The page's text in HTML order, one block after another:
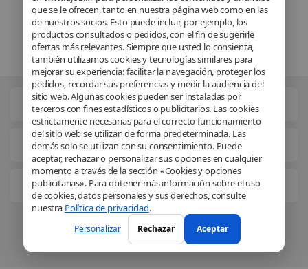
que se le ofrecen, tanto en nuestra página web como en las
de nuestros socios. Esto puede incluir, por ejemplo, los
productos consultados o pedidos, con el fin de sugerirle
ofertas más relevantes. Siempre que usted lo consienta,
también utilizamos cookies y tecnologías similares para
mejorar su experiencia: facilitar la navegación, proteger los
pedidos, recordar sus preferencias y medir la audiencia del
sitio web. Algunas cookies pueden ser instaladas por
terceros con fines estadísticos o publicitarios. Las cookies
estrictamente necesarias para el correcto funcionamiento
del sitio web se utilizan de forma predeterminada. Las
demás solo se utilizan con su consentimiento. Puede
aceptar, rechazar o personalizar sus opciones en cualquier
momento a través de la sección «Cookies y opciones
publicitarias». Para obtener más información sobre el uso
de cookies, datos personales y sus derechos, consulte
nuestra Política de privacidad.
Personalizar Rechazar Aceptar
Información legal
Soluciones comerciales
Conócenos mejor